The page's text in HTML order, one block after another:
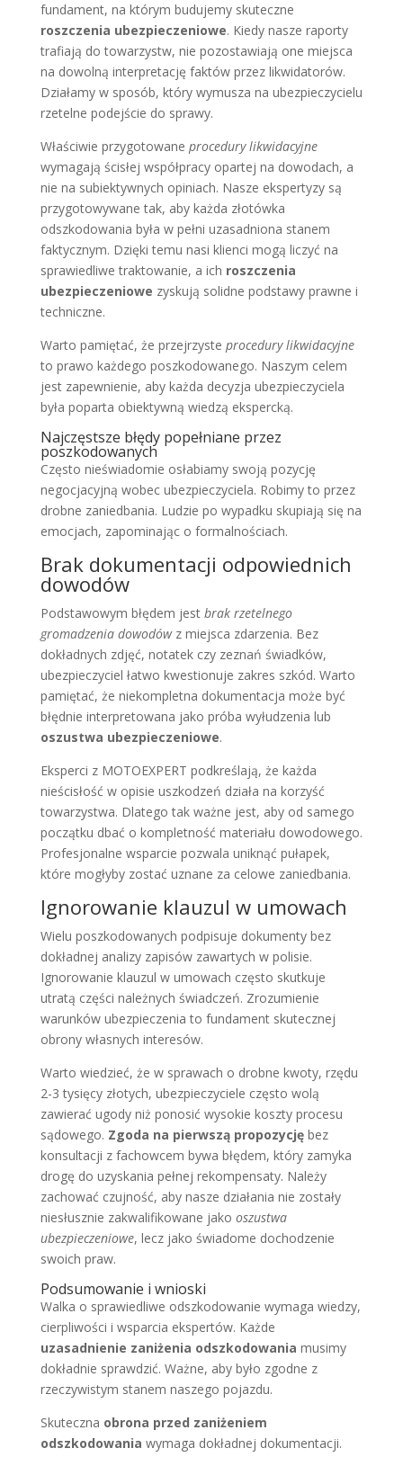
fundament, na którym budujemy skuteczne
roszczenia ubezpieczeniowe. Kiedy nasze raporty
trafiają do towarzystw, nie pozostawiają one miejsca
na dowolną interpretację faktów przez likwidatorów.
Działamy w sposób, który wymusza na ubezpieczycielu
rzetelne podejście do sprawy.
Właściwie przygotowane procedury likwidacyjne
wymagają ścisłej współpracy opartej na dowodach, a
nie na subiektywnych opiniach. Nasze ekspertyzy są
przygotowywane tak, aby każda złotówka
odszkodowania była w pełni uzasadniona stanem
faktycznym. Dzięki temu nasi klienci mogą liczyć na
sprawiedliwe traktowanie, a ich roszczenia
ubezpieczeniowe zyskują solidne podstawy prawne i
techniczne.
Warto pamiętać, że przejrzyste procedury likwidacyjne
to prawo każdego poszkodowanego. Naszym celem
jest zapewnienie, aby każda decyzja ubezpieczyciela
była poparta obiektywną wiedzą ekspercką.
Najczęstsze błędy popełniane przez
poszkodowanych
Często nieświadomie osłabiamy swoją pozycję
negocjacyjną wobec ubezpieczyciela. Robimy to przez
drobne zaniedbania. Ludzie po wypadku skupiają się na
emocjach, zapominając o formalnościach.
Brak dokumentacji odpowiednich
dowodów
Podstawowym błędem jest brak rzetelnego
gromadzenia dowodówz miejsca zdarzenia. Bez
dokładnych zdjęć, notatek czy zeznań świadków,
ubezpieczyciel łatwo kwestionuje zakres szkód. Warto
pamiętać, że niekompletna dokumentacja może być
błędnie interpretowana jako próba wyłudzenia lub
oszustwa ubezpieczeniowe.
Eksperci z MOTOEXPERT podkreślają, że każda
nieścisłość w opisie uszkodzeń działa na korzyść
towarzystwa. Dlatego tak ważne jest, aby od samego
początku dbać o kompletność materiału dowodowego.
Profesjonalne wsparcie pozwala uniknąć pułapek,
które mogłyby zostać uznane za celowe zaniedbania.
Ignorowanie klauzul w umowach
Wielu poszkodowanych podpisuje dokumenty bez
dokładnej analizy zapisów zawartych w polisie.
Ignorowanie klauzul w umowach często skutkuje
utratą części należnych świadczeń. Zrozumienie
warunków ubezpieczenia to fundament skutecznej
obrony własnych interesów.
Warto wiedzieć, że w sprawach o drobne kwoty, rzędu
2-3 tysięcy złotych, ubezpieczyciele często wolą
zawierać ugody niż ponosić wysokie koszty procesu
sądowego. Zgoda na pierwszą propozycjębez
konsultacji z fachowcem bywa błędem, który zamyka
drogę do uzyskania pełnej rekompensaty. Należy
zachować czujność, aby nasze działania nie zostały
niesłusznie zakwalifikowane jako oszustwa
ubezpieczeniowe, lecz jako świadome dochodzenie
swoich praw.
Podsumowanie i wnioski
Walka o sprawiedliwe odszkodowanie wymaga wiedzy,
cierpliwości i wsparcia ekspertów. Każde
uzasadnienie zaniżenia odszkodowania musimy
dokładnie sprawdzić. Ważne, aby było zgodne z
rzeczywistym stanem naszego pojazdu.
Skuteczna obrona przed zaniżeniem
odszkodowania wymaga dokładnej dokumentacji.